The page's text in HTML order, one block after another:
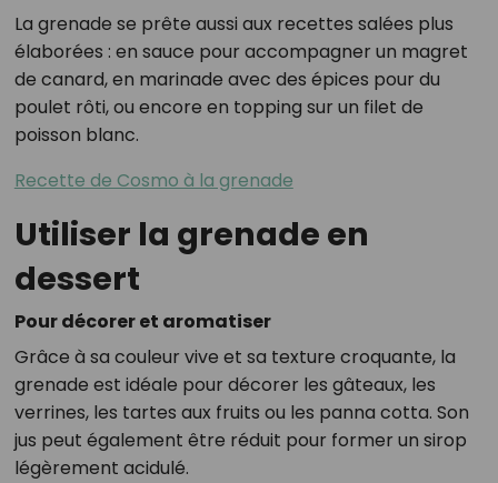
La grenade se prête aussi aux recettes salées plus
élaborées : en sauce pour accompagner un magret
de canard, en marinade avec des épices pour du
poulet rôti, ou encore en topping sur un filet de
poisson blanc.
Recette de Cosmo à la grenade
Utiliser la grenade en
dessert
Pour décorer et aromatiser
Grâce à sa couleur vive et sa texture croquante, la
grenade est idéale pour décorer les gâteaux, les
verrines, les tartes aux fruits ou les panna cotta. Son
jus peut également être réduit pour former un sirop
légèrement acidulé.